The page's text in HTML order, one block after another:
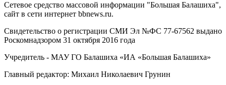
Сетевое средство массовой информации "Большая Балашиха",
сайт в сети интернет bbnews.ru.
Свидетельство о регистрации СМИ Эл №ФС ‎77-67562 выдано
Роскомнадзором 31 октября 2016 года
Учредитель - МАУ ГО Балашиха «ИА «Большая Балашиха»
Главный редактор: Михаил Николаевич Грунин